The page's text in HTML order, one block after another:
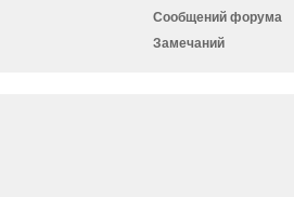
Cообщений форума
Замечаний